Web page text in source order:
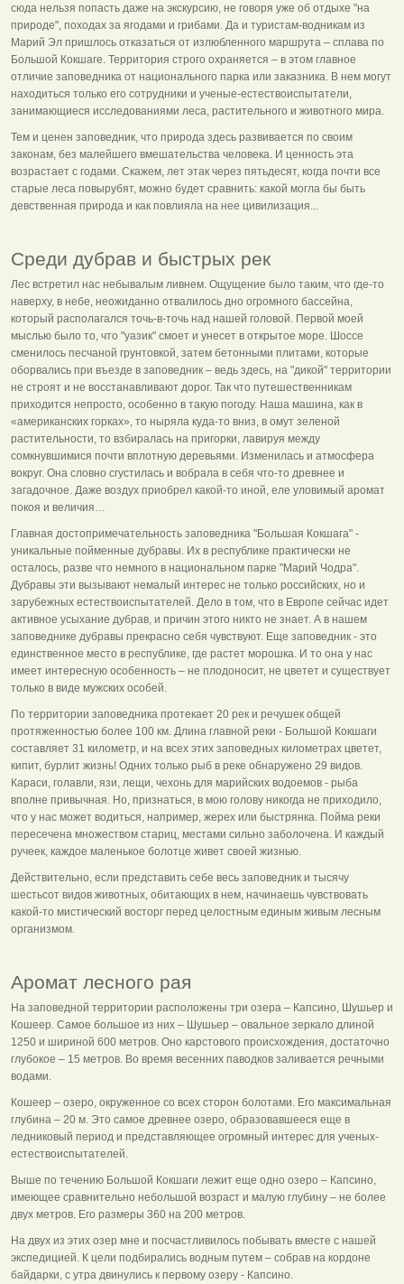
сюда нельзя попасть даже на экскурсию, не говоря уже об отдыхе "на
природе", походах за ягодами и грибами. Да и туристам-водникам из
Марий Эл пришлось отказаться от излюбленного маршрута – сплава по
Большой Кокшаге. Территория строго охраняется – в этом главное
отличие заповедника от национального парка или заказника. В нем могут
находиться только его сотрудники и ученые-естествоиспытатели,
занимающиеся исследованиями леса, растительного и животного мира.
Тем и ценен заповедник, что природа здесь развивается по своим
законам, без малейшего вмешательства человека. И ценность эта
возрастает с годами. Скажем, лет этак через пятьдесят, когда почти все
старые леса повырубят, можно будет сравнить: какой могла бы быть
девственная природа и как повлияла на нее цивилизация...
Среди дубрав и быстрых рек
Лес встретил нас небывалым ливнем. Ощущение было таким, что где-то
наверху, в небе, неожиданно отвалилось дно огромного бассейна,
который располагался точь-в-точь над нашей головой. Первой моей
мыслью было то, что "уазик" смоет и унесет в открытое море. Шоссе
сменилось песчаной грунтовкой, затем бетонными плитами, которые
оборвались при въезде в заповедник – ведь здесь, на "дикой" территории
не строят и не восстанавливают дорог. Так что путешественникам
приходится непросто, особенно в такую погоду. Наша машина, как в
«американских горках», то ныряла куда-то вниз, в омут зеленой
растительности, то взбиралась на пригорки, лавируя между
сомкнувшимися почти вплотную деревьями. Изменилась и атмосфера
вокруг. Она словно сгустилась и вобрала в себя что-то древнее и
загадочное. Даже воздух приобрел какой-то иной, еле уловимый аромат
покоя и величия…
Главная достопримечательность заповедника "Большая Кокшага" -
уникальные пойменные дубравы. Их в республике практически не
осталось, разве что немного в национальном парке "Марий Чодра".
Дубравы эти вызывают немалый интерес не только российских, но и
зарубежных естествоиспытателей. Дело в том, что в Европе сейчас идет
активное усыхание дубрав, и причин этого никто не знает. А в нашем
заповеднике дубравы прекрасно себя чувствуют. Еще заповедник - это
единственное место в республике, где растет морошка. И то она у нас
имеет интересную особенность – не плодоносит, не цветет и существует
только в виде мужских особей.
По территории заповедника протекает 20 рек и речушек общей
протяженностью более 100 км. Длина главной реки - Большой Кокшаги
составляет 31 километр, и на всех этих заповедных километрах цветет,
кипит, бурлит жизнь! Одних только рыб в реке обнаружено 29 видов.
Караси, голавли, язи, лещи, чехонь для марийских водоемов - рыба
вполне привычная. Но, признаться, в мою голову никогда не приходило,
что у нас может водиться, например, жерех или быстрянка. Пойма реки
пересечена множеством стариц, местами сильно заболочена. И каждый
ручеек, каждое маленькое болотце живет своей жизнью.
Действительно, если представить себе весь заповедник и тысячу
шестьсот видов животных, обитающих в нем, начинаешь чувствовать
какой-то мистический восторг перед целостным единым живым лесным
организмом.
Аромат лесного рая
На заповедной территории расположены три озера – Капсино, Шушьер и
Кошеер. Самое большое из них – Шушьер – овальное зеркало длиной
1250 и шириной 600 метров. Оно карстового происхождения, достаточно
глубокое – 15 метров. Во время весенних паводков заливается речными
водами.
Кошеер – озеро, окруженное со всех сторон болотами. Его максимальная
глубина – 20 м. Это самое древнее озеро, образовавшееся еще в
ледниковый период и представляющее огромный интерес для ученых-
естествоиспытателей.
Выше по течению Большой Кокшаги лежит еще одно озеро – Капсино,
имеющее сравнительно небольшой возраст и малую глубину – не более
двух метров. Его размеры 360 на 200 метров.
На двух из этих озер мне и посчастливилось побывать вместе с нашей
экспедицией. К цели подбирались водным путем – собрав на кордоне
байдарки, с утра двинулись к первому озеру - Капсино.